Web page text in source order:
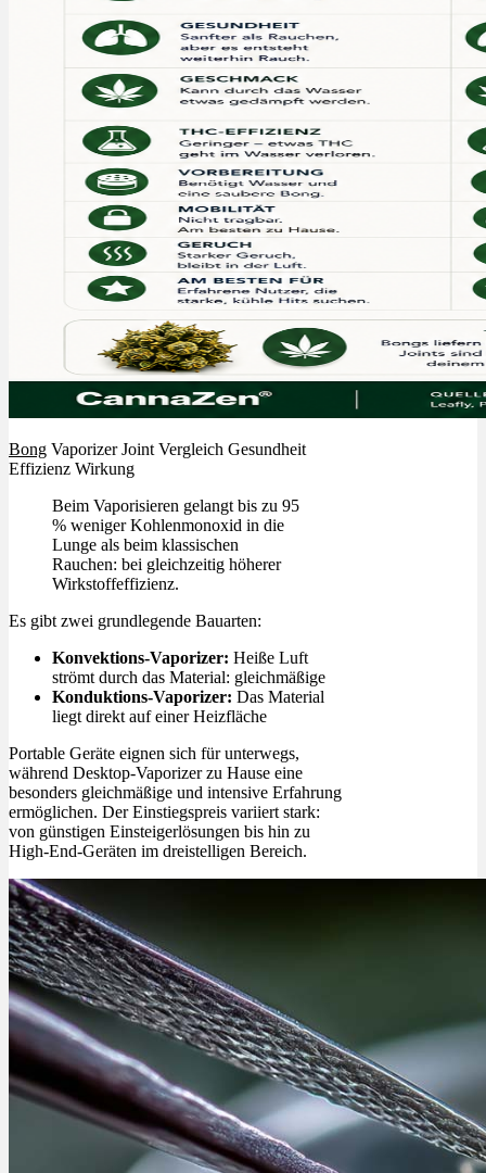
Bong Vaporizer Joint Vergleich Gesundheit
Effizienz Wirkung
Beim Vaporisieren gelangt bis zu 95
% weniger Kohlenmonoxid in die
Lunge als beim klassischen
Rauchen: bei gleichzeitig höherer
Wirkstoffeffizienz.
Es gibt zwei grundlegende Bauarten:
Konvektions-Vaporizer: Heiße Luft
strömt durch das Material: gleichmäßige
Konduktions-Vaporizer: Das Material
liegt direkt auf einer Heizfläche
Portable Geräte eignen sich für unterwegs,
während Desktop-Vaporizer zu Hause eine
besonders gleichmäßige und intensive Erfahrung
ermöglichen. Der Einstiegspreis variiert stark:
von günstigen Einsteigerlösungen bis hin zu
High-End-Geräten im dreistelligen Bereich.